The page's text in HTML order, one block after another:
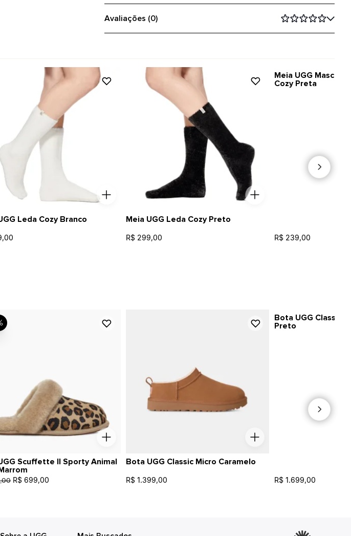
Avaliações (0)
Leda Cozy Branco Meia UGG Leda Cozy Preto
R$ 299,00
Meia UGG
Cozy Preta
R$ 239,00
Scuffette II Sporty Animal
R$ 699,00
Bota UGG Classic Micro Caramelo
R$ 1.399,00
Bota UGG Classic
Preto
R$ 1.699,00